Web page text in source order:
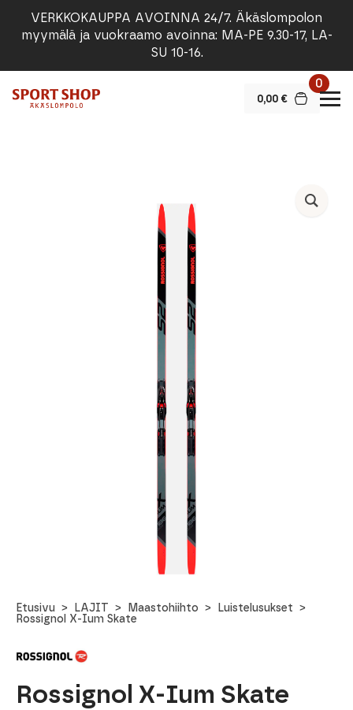
VERKKOKAUPPA AVOINNA 24/7. Äkäslompolon
myymälä ja vuokraamo avoinna: MA-PE 9.30-17, LA-
SU 10-16.
0,00 €
0
Etusivu LAJIT Maastohiihto
Luistelusukset
Rossignol X-Ium Skate
Rossignol X-Ium Skate